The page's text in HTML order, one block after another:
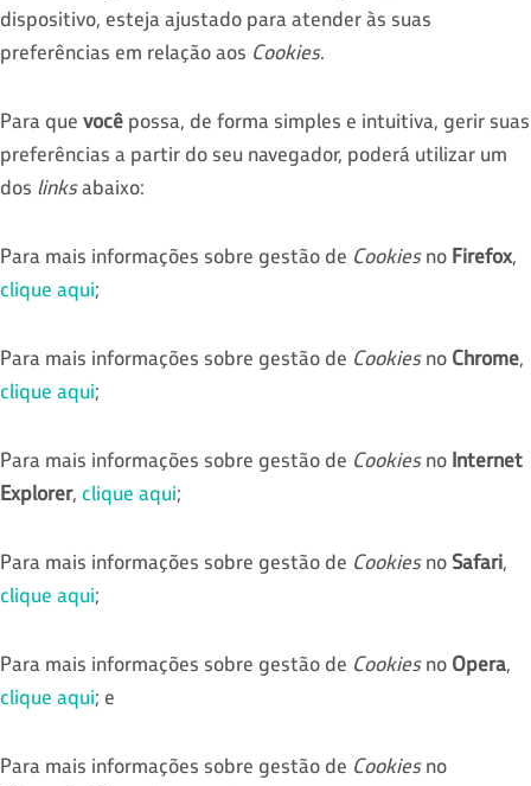
dispositivo, esteja ajustado para atender às suas
preferências em relação aos Cookies.
Para que você possa, de forma simples e intuitiva, gerir suas
preferências a partir do seu navegador, poderá utilizar um
dos linksabaixo:
Para mais informações sobre gestão de Cookiesno Firefox,
clique aqui;
Para mais informações sobre gestão de Cookiesno Chrome,
clique aqui;
Para mais informações sobre gestão de Cookiesno Internet
Explorer, clique aqui;
Para mais informações sobre gestão de Cookiesno Safari,
clique aqui;
Para mais informações sobre gestão de Cookiesno Opera,
clique aqui; e
Para mais informações sobre gestão de Cookiesno